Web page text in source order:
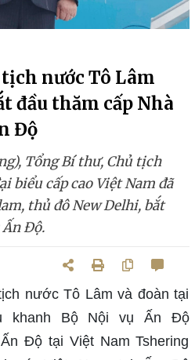
nước Tô Lâm
đầu thăm cấp Nhà
Độ
Tổng Bí thư, Chủ tịch
biểu cấp cao Việt Nam đã
thủ đô New Delhi, bắt
Độ.
nước Tô Lâm và đoàn tại
khanh Bộ Nội vụ Ấn Độ
Độ tại Việt Nam Tshering